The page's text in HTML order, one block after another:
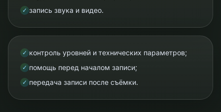
✓ запись звука и видео.
✓ контроль уровней и технических параметров;
✓ помощь перед началом записи;
✓ передача записи после съёмки.